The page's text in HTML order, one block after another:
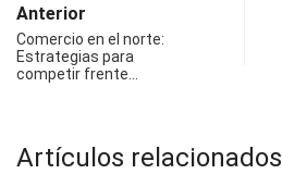
Anterior
Comercio en el norte:
Estrategias para
competir frente…
Artículos relacionados